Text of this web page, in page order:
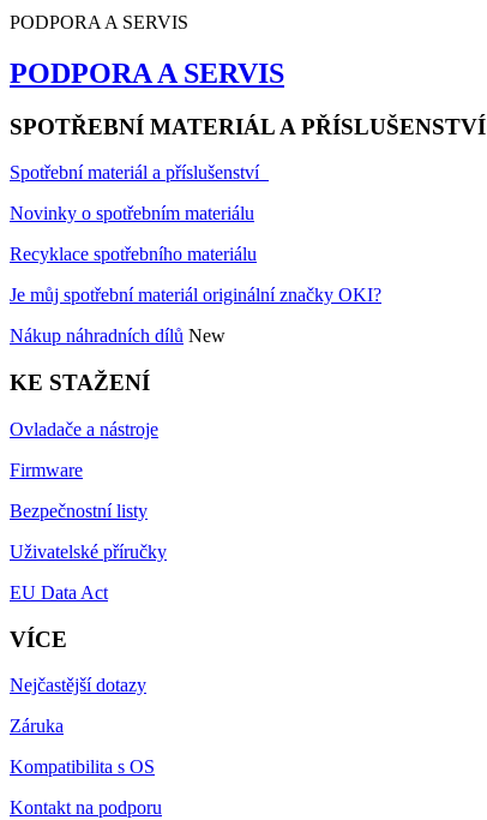
PODPORA A SERVIS
PODPORA A SERVIS
SPOTŘEBNÍ MATERIÁL A PŘÍSLUŠENSTVÍ
Spotřební materiál a příslušenství
Novinky o spotřebním materiálu
Recyklace spotřebního materiálu
Je můj spotřební materiál originální značky OKI?
Nákup náhradních dílů New
KE STAŽENÍ
Ovladače a nástroje
Firmware
Bezpečnostní listy
Uživatelské příručky
EU Data Act
VÍCE
Nejčastější dotazy
Záruka
Kompatibilita s OS
Kontakt na podporu